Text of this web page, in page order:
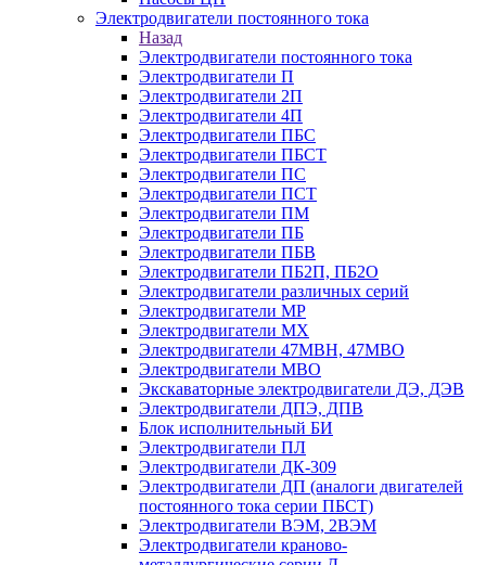
Электродвигатели постоянного тока
Назад
Электродвигатели постоянного тока
Электродвигатели П
Электродвигатели 2П
Электродвигатели 4П
Электродвигатели ПБС
Электродвигатели ПБСТ
Электродвигатели ПС
Электродвигатели ПСТ
Электродвигатели ПМ
Электродвигатели ПБ
Электродвигатели ПБВ
Электродвигатели ПБ2П, ПБ2О
Электродвигатели различных серий
Электродвигатели МР
Электродвигатели MX
Электродвигатели 47MBH, 47МВО
Электродвигатели MBO
Экскаваторные электродвигатели ДЭ, ДЭВ
Электродвигатели ДПЭ, ДПВ
Блок исполнительный БИ
Электродвигатели ПЛ
Электродвигатели ДК-309
Электродвигатели ДП (аналоги двигателей
постоянного тока серии ПБСТ)
Электродвигатели ВЭМ, 2ВЭМ
Электродвигатели краново-